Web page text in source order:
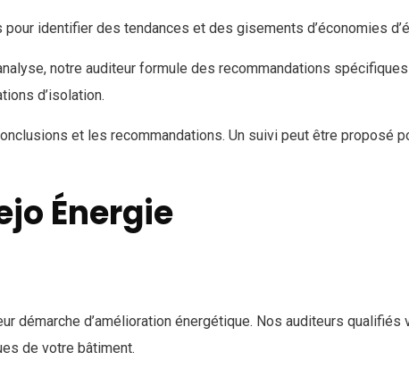
identifier des tendances et des gisements d’économies
notre auditeur formule des recommandations
d’isolation.
et les recommandations. Un suivi peut être proposé
Énergie
démarche d’amélioration énergétique. Nos auditeurs qualifiés
de votre bâtiment.